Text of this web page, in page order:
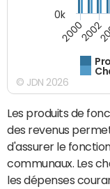
20002002
0k
© JDN 2026
Les produits de
des revenus
d'assurer le
communaux. Les
les dépenses